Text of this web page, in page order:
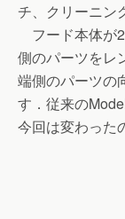
チ、クリーニン
フード本体が
側のパーツをレ
端側のパーツの
す．従来の
今回は変わった